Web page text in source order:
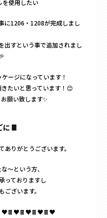
使用したい
に1206・1208が完成しまし
出すという事で追加されまし
ージになっています！
たいと思っています！😊
願い致します✨
に🍫
ありがとうございます。
～という方、
っておりますし
ございます。